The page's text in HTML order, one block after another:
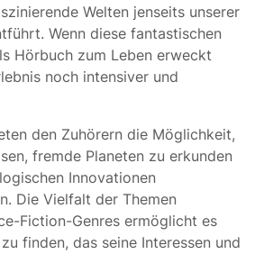
Welten jenseits unserer
Wenn diese fantastischen
Hörbuch zum Leben erweckt
noch intensiver und
den Zuhörern die Möglichkeit,
fremde Planeten zu erkunden
Innovationen
Die Vielfalt der Themen
Fiction-Genres ermöglicht es
finden, das seine Interessen und